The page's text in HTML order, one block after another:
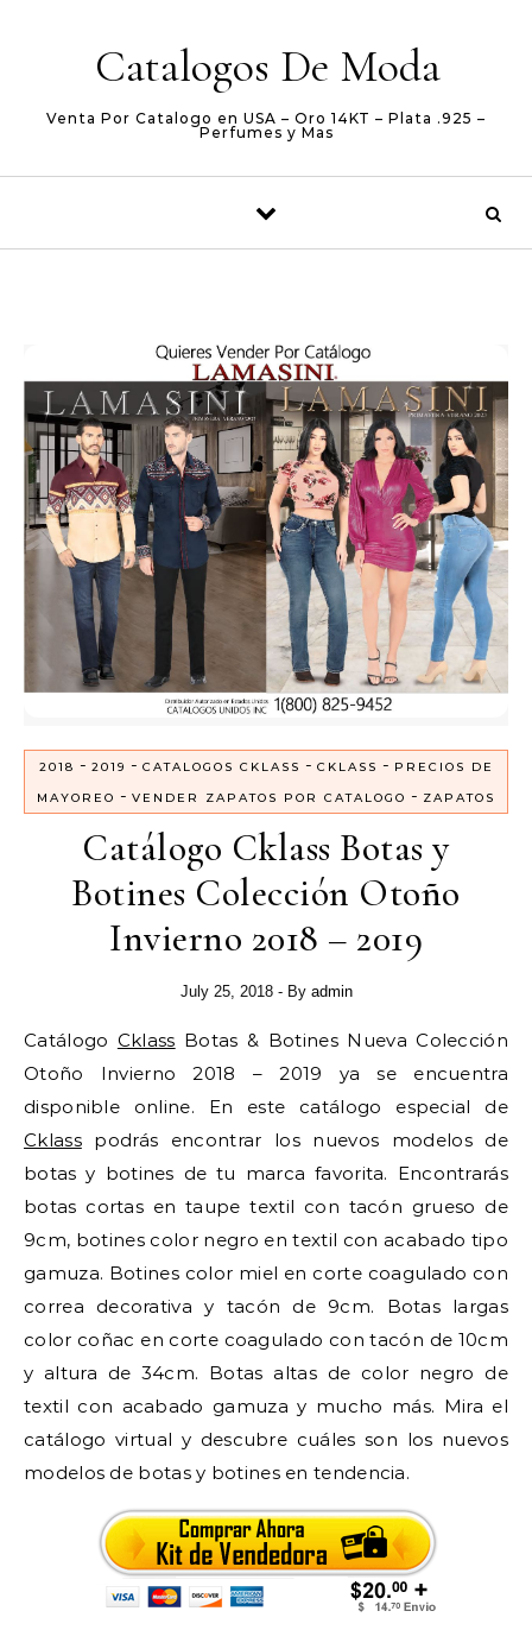
Catalogos De Moda
Venta Por Catalogo en USA – Oro 14KT – Plata .925 –
Perfumes y Mas
2018 - 2019 - CATALOGOS CKLASS - CKLASS - PRECIOS DE
MAYOREO - VENDER ZAPATOS POR CATALOGO - ZAPATOS
Catálogo Cklass Botas y
Botines Colección Otoño
Invierno 2018 – 2019
July 25, 2018 - By admin
Catálogo Cklass Botas & Botines Nueva Colección
Otoño Invierno 2018 – 2019 ya se encuentra
disponible online. En este catálogo especial de
Cklasspodrás encontrar los nuevos modelos de
botas y botines de tu marca favorita. Encontrarás
botas cortas en taupe textil con tacón grueso de
9cm, botines color negro en textil con acabado tipo
gamuza. Botines color miel en corte coagulado con
correa decorativa y tacón de 9cm. Botas largas
color coñac en corte coagulado con tacón de 10cm
y altura de 34cm. Botas altas de color negro de
textil con acabado gamuza y mucho más. Mira el
catálogo virtual y descubre cuáles son los nuevos
modelos de botas y botines en tendencia.